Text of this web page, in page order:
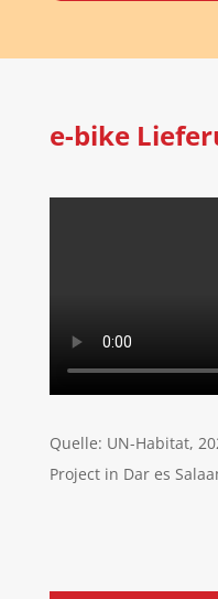
e-bike
Quelle: UN-Habitat,
Project in Dar es